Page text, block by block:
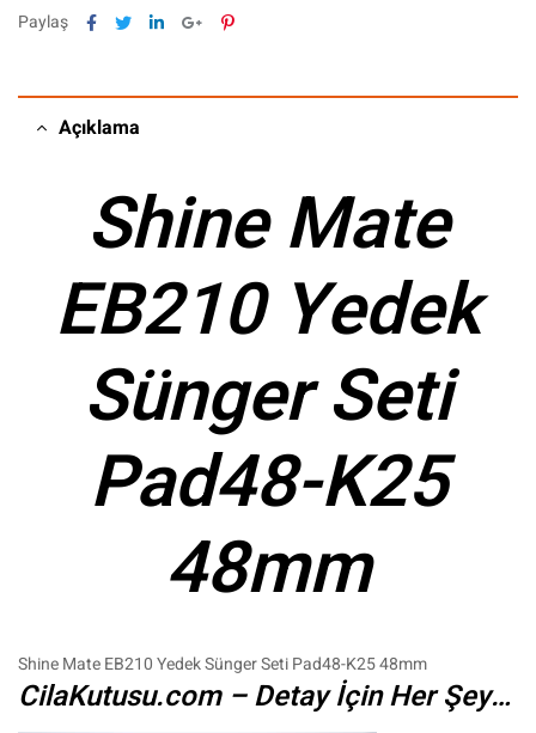
Paylaş Facebook
TwitterLinkedinGoogle+Pinterest
Açıklama
Shine Mate
EB210 Yedek
Sünger Seti
Pad48-K25
48mm
Shine Mate EB210 Yedek Sünger Seti Pad48-K25 48mm
CilaKutusu.com – Detay İçin Her Şey…